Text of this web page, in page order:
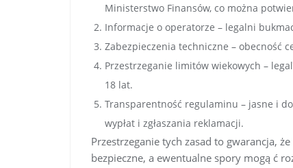
Ministerstwo Finansów, co można
Informacje o operatorze – legalni
Zabezpieczenia techniczne – obecność
Przestrzeganie limitów wiekowych –
18 lat.
Transparentność regulaminu – jasne i
wypłat i zgłaszania reklamacji.
Przestrzeganie tych zasad to gwarancja,
bezpieczne, a ewentualne spory mogą ć